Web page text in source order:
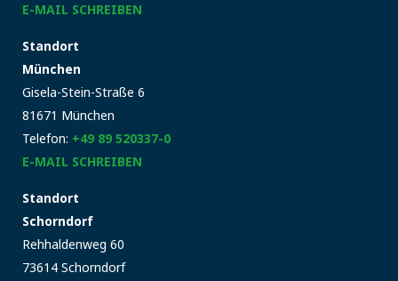
E-MAIL SCHREIBEN
Standort
München
Gisela-Stein-Straße 6
81671 München
Telefon: +49 89 520337-0
E-MAIL SCHREIBEN
Standort
Schorndorf
Rehhaldenweg 60
73614 Schorndorf